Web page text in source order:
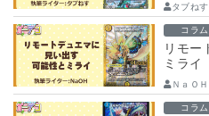
タブねす
コラム
リモー
ミライ
ＮａＯＨ
コラム